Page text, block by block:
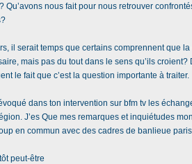
Qu’avons nous fait pour nous retrouver
il serait temps que certains comprennent que
mais pas du tout dans le sens qu’ils
le fait que c’est la question importante à traiter.
dans ton intervention sur bfm tv les
J’es Que mes remarques et inquiétudes
en commun avec des cadres de banlieue
peut-être